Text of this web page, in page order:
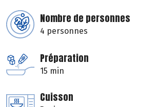
Nombre de personnes
4 personnes
Préparation
15 min
Cuisson